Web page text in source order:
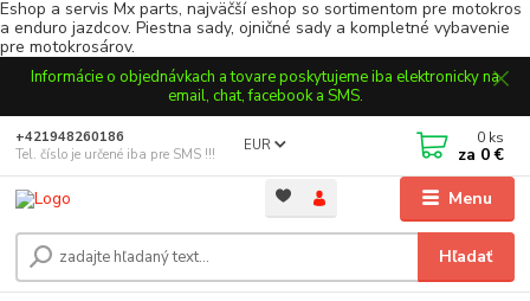
Eshop a servis Mx parts, najväčší eshop so sortimentom pre motokros
a enduro jazdcov. Piestna sady, ojničné sady a kompletné vybavenie
pre motokrosárov.
Informácie o objednávkach a tovare poskytujeme iba elektronicky na
email, chat, facebook a SMS.
Menu
EUR
Hľadať
+421948260186
Tel. číslo je určené iba pre SMS !!!
0 ks
za 0 €